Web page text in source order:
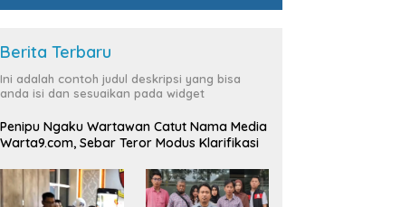
Berita Terbaru
Ini adalah contoh judul deskripsi yang bisa
anda isi dan sesuaikan pada widget
Penipu Ngaku Wartawan Catut Nama Media
Warta9.com, Sebar Teror Modus Klarifikasi